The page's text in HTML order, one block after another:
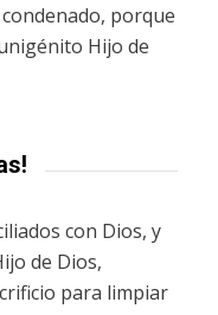
porque
Hijo de
con Dios, y
de Dios,
para limpiar